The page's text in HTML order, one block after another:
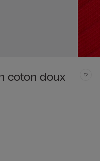
coton doux